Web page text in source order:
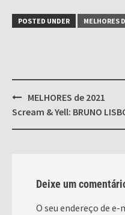
POSTED UNDER MELHORES
Post
navigation
MELHORES de 2021
Scream & Yell: BRUNO
Deixe um
O seu endereço de